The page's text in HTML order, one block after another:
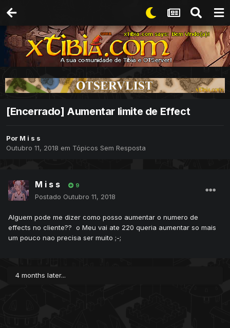
[Encerrado] Aumentar limite de Effect
Por M i s s
Outubro 11, 2018 em Tópicos Sem Resposta
M i s s 9
Postado Outubro 11, 2018
Alguem pode me dizer como posso aumentar o numero de
effects no cliente?? o Meu vai ate 220 queria aumentar so mais
um pouco nao precisa ser muito ;-;
4 months later...